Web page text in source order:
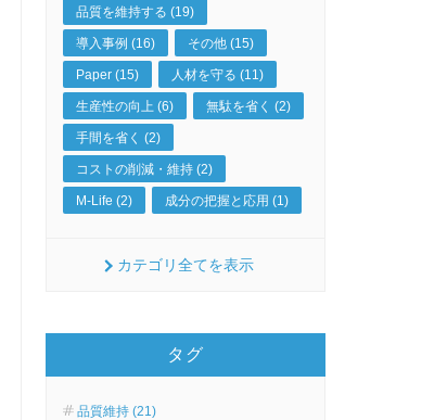
品質を維持する (19)
導入事例 (16) その他 (15)
Paper (15) 人材を守る (11)
生産性の向上 (6) 無駄を省く (2)
手間を省く (2)
コストの削減・維持 (2)
M-Life (2) 成分の把握と応用 (1)
カテゴリ全てを表示
タグ
品質維持 (21)